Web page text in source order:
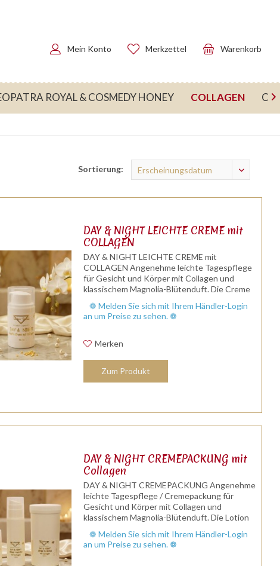
Warenkorb
Merkzettel
Mein Konto
ROYAL & COSMEDY HONEY COLLAGEN 
Sortierung:
DAY & NIGHT LEICHTE CREME mit
COLLAGEN
DAY & NIGHT LEICHTE CREME mit
COLLAGEN Angenehme leichte Tagespflege
für Gesicht und Körper mit Collagen und
klassischem Magnolia-Blütenduft. Die Creme
trägt nicht auf und besitzt hervorragende
Feuchthalteeigenschaften. Für jede Haut...
❁ Melden Sie sich mit Ihrem Händler-Login
an um Preise zu sehen. ❁
Merken
Zum Produkt
DAY & NIGHT CREMEPACKUNG mit
Collagen
DAY & NIGHT CREMEPACKUNG Angenehme
leichte Tagespflege / Cremepackung für
Gesicht und Körper mit Collagen und
klassischem Magnolia-Blütenduft. Die Lotion
Feuchthalteeigenschaften. Für jede Haut...
❁ Melden Sie sich mit Ihrem Händler-Login
an um Preise zu sehen. ❁